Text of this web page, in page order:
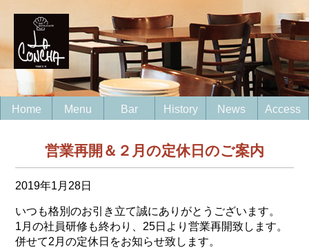
Home Menu Bar History News Access
営業再開＆２月の定休日のご案内
2019年1月28日
いつも格別のお引き立て誠にありがとうございます。
1月の社員研修も終わり、25日より営業再開致します。
併せて2月の定休日をお知らせ致します。